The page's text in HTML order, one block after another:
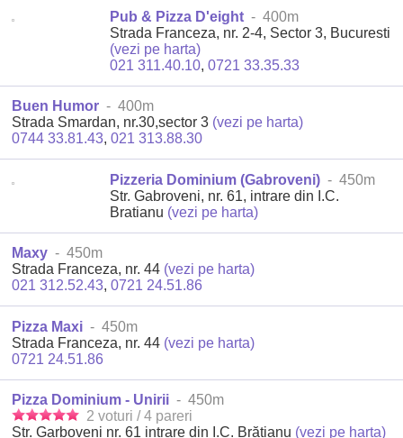
Pub & Pizza D'eight - 400m
Strada Franceza, nr. 2-4, Sector 3, Bucuresti
(vezi pe harta)
021 311.40.10,0721 33.35.33
Buen Humor - 400m
Strada Smardan, nr.30,sector 3 (vezi pe harta)
0744 33.81.43,021 313.88.30
Pizzeria Dominium (Gabroveni) - 450m
Str. Gabroveni, nr. 61, intrare din I.C.
Bratianu (vezi pe harta)
Maxy - 450m
Strada Franceza, nr. 44 (vezi pe harta)
021 312.52.43,0721 24.51.86
Pizza Maxi - 450m
Strada Franceza, nr. 44 (vezi pe harta)
0721 24.51.86
Pizza Dominium - Unirii - 450m
2 voturi / 4 pareri
Str. Garboveni nr. 61 intrare din I.C. Brătianu (vezi pe harta)